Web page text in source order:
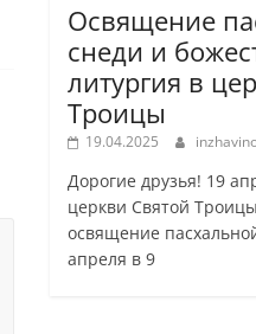
Освящение
снеди и
литургия в
Троицы
19.04.2025
Дорогие друзья! 19
церкви Святой
освящение
апреля в 9